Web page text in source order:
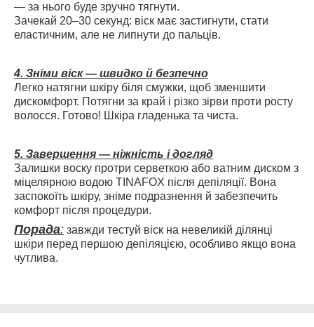
— за нього буде зручно тягнути.
Зачекай 20–30 секунд: віск має застигнути, стати
еластичним, але не липнути до пальців.
4. Зніми віск — швидко й безпечно
Легко натягни шкіру біля смужки, щоб зменшити
дискомфорт. Потягни за край і різко зірви проти росту
волосся. Готово! Шкіра гладенька та чиста.
5. Завершення — ніжність і догляд
Залишки воску протри серветкою або ватним диском з
міцелярною водою TINAFOX після депіляції. Вона
заспокоїть шкіру, зніме подразнення й забезпечить
комфорт після процедури.
Порада: завжди тестуй віск на невеликій ділянці
шкіри перед першою депіляцією, особливо якщо вона
чутлива.